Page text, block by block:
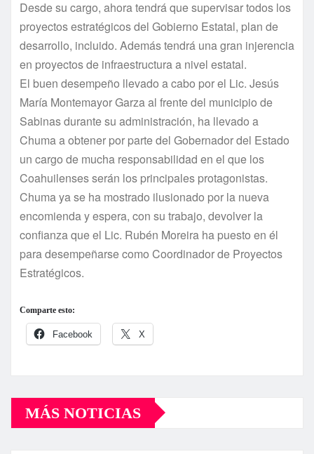
Desde su cargo, ahora tendrá que supervisar todos los
proyectos estratégicos del Gobierno Estatal, plan de
desarrollo, incluido. Además tendrá una gran injerencia
en proyectos de infraestructura a nivel estatal.
El buen desempeño llevado a cabo por el Lic. Jesús
Marí­a Montemayor Garza al frente del municipio de
Sabinas durante su administración, ha llevado a
Chuma a obtener por parte del Gobernador del Estado
un cargo de mucha responsabilidad en el que los
Coahuilenses serán los principales protagonistas.
Chuma ya se ha mostrado ilusionado por la nueva
encomienda y espera, con su trabajo, devolver la
confianza que el Lic. Rubén Moreira ha puesto en él
para desempeñarse como Coordinador de Proyectos
Estratégicos.
Comparte esto:
Facebook X
MÁS NOTICIAS